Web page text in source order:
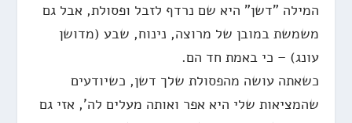
המילה "דשן" היא שם נרדף לזבל ופסולת, אבל גם
משמשת במובן של מרוצה, נינוח, שבע (מדושן
עונג) – כי באמת חד הם.
כשאתה עושה מהפסולת שלך דשן, כשיודעים
שהמציאות שלי היא אפר ואותה מעלים לה', אזי גם